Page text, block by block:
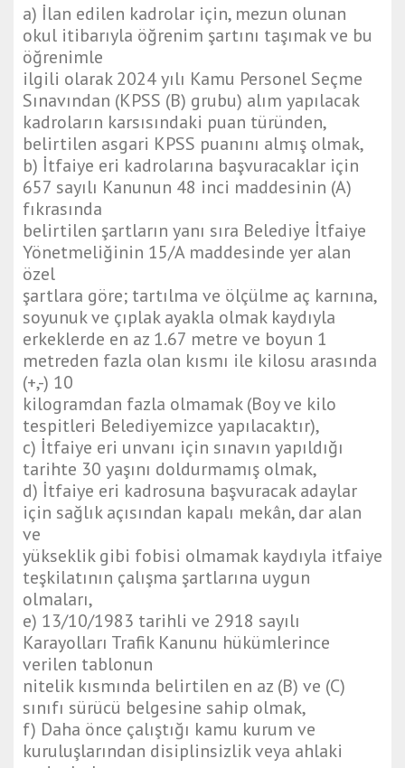
a) İlan edilen kadrolar için, mezun olunan
okul itibarıyla öğrenim şartını taşımak ve bu
öğrenimle
ilgili olarak 2024 yılı Kamu Personel Seçme
Sınavından (KPSS (B) grubu) alım yapılacak
kadroların karsısındaki puan türünden,
belirtilen asgari KPSS puanını almış olmak,
b) İtfaiye eri kadrolarına başvuracaklar için
657 sayılı Kanunun 48 inci maddesinin (A)
fıkrasında
belirtilen şartların yanı sıra Belediye İtfaiye
Yönetmeliğinin 15/A maddesinde yer alan
özel
şartlara göre; tartılma ve ölçülme aç karnına,
soyunuk ve çıplak ayakla olmak kaydıyla
erkeklerde en az 1.67 metre ve boyun 1
metreden fazla olan kısmı ile kilosu arasında
(+,-) 10
kilogramdan fazla olmamak (Boy ve kilo
tespitleri Belediyemizce yapılacaktır),
c) İtfaiye eri unvanı için sınavın yapıldığı
tarihte 30 yaşını doldurmamış olmak,
d) İtfaiye eri kadrosuna başvuracak adaylar
için sağlık açısından kapalı mekân, dar alan
ve
yükseklik gibi fobisi olmamak kaydıyla itfaiye
teşkilatının çalışma şartlarına uygun
olmaları,
e) 13/10/1983 tarihli ve 2918 sayılı
Karayolları Trafik Kanunu hükümlerince
verilen tablonun
nitelik kısmında belirtilen en az (B) ve (C)
sınıfı sürücü belgesine sahip olmak,
f) Daha önce çalıştığı kamu kurum ve
kuruluşlarından disiplinsizlik veya ahlaki